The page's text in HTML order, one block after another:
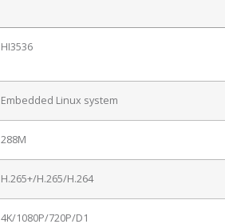
HI3536
Embedded Linux system
288M
H.265+/H.265/H.264
4K/1080P/720P/D1